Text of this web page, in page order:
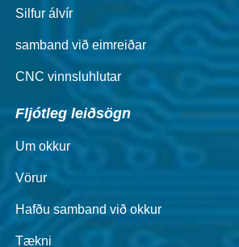
Silfur álvír
samband við eimreiðar
CNC vinnsluhlutar
Fljótleg leiðsögn
Um okkur
Vörur
Hafðu samband við okkur
Tækni